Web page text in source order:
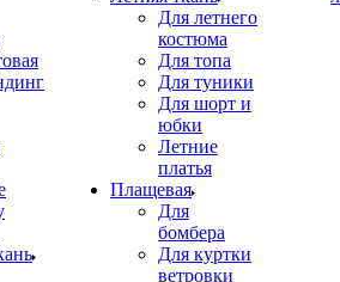
Для летнего
костюма
Для топа
Для туники
Для шорт и
юбки
Летние
платья
Плащевая
Для
бомбера
Для куртки
ветровки